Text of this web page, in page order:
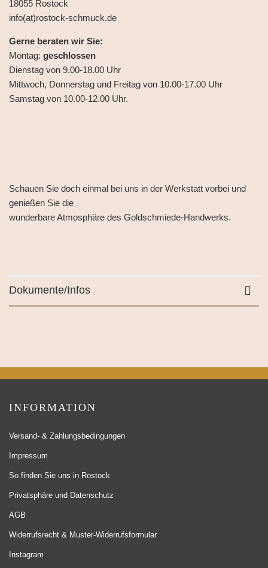
18055 Rostock
info(at)rostock-schmuck.de
Gerne beraten wir Sie:
Montag: geschlossen
Dienstag von 9.00-18.00 Uhr
Mittwoch, Donnerstag und Freitag von 10.00-17.00 Uhr
Samstag von 10.00-12.00 Uhr.
Schauen Sie doch einmal bei uns in der Werkstatt vorbei und
genießen Sie die
wunderbare Atmosphäre des Goldschmiede-Handwerks.
Dokumente/Infos
INFORMATION
Versand- & Zahlungsbedingungen
Impressum
So finden Sie uns in Rostock
Privatsphäre und Datenschutz
AGB
Widerrufsrecht & Muster-Widerrufsformular
Instagram